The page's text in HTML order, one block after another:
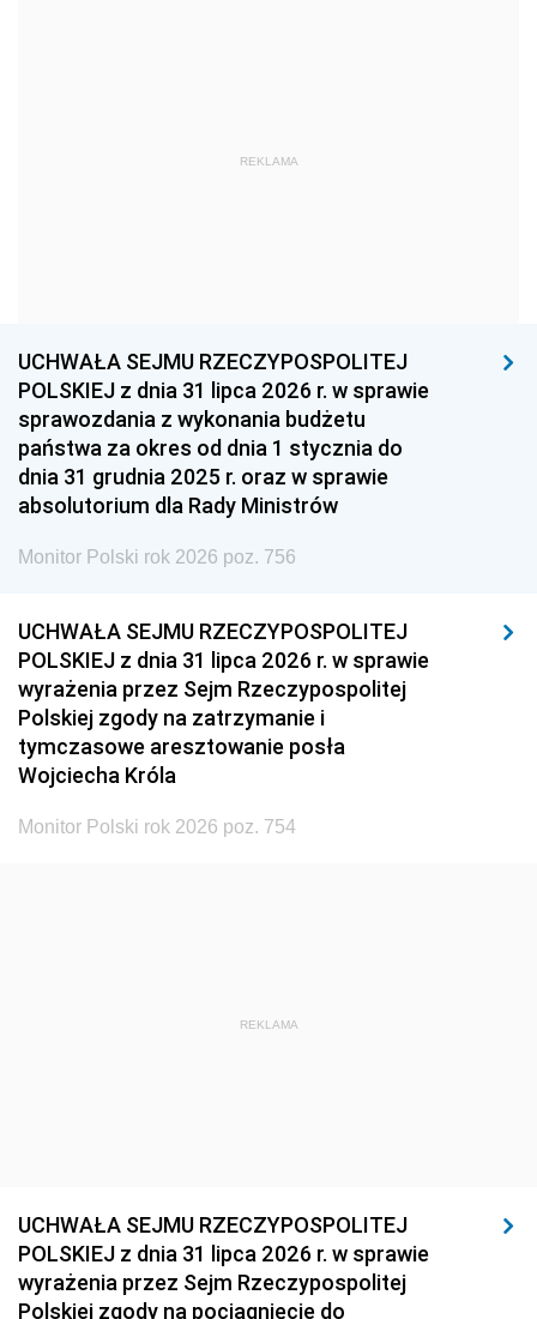
1959
1939 1938 1937
1936 1930
REKLAMA
UCHWAŁA SEJMU RZECZYPOSPOLITEJ
POLSKIEJ z dnia 31 lipca 2026 r. w sprawie
sprawozdania z wykonania budżetu
państwa za okres od dnia 1 stycznia do
dnia 31 grudnia 2025 r. oraz w sprawie
absolutorium dla Rady Ministrów
Monitor Polski rok 2026 poz. 756
UCHWAŁA SEJMU RZECZYPOSPOLITEJ
POLSKIEJ z dnia 31 lipca 2026 r. w sprawie
wyrażenia przez Sejm Rzeczypospolitej
Polskiej zgody na zatrzymanie i
tymczasowe aresztowanie posła
Wojciecha Króla
Monitor Polski rok 2026 poz. 754
REKLAMA
UCHWAŁA SEJMU RZECZYPOSPOLITEJ
POLSKIEJ z dnia 31 lipca 2026 r. w sprawie
wyrażenia przez Sejm Rzeczypospolitej
Polskiej zgody na pociągnięcie do